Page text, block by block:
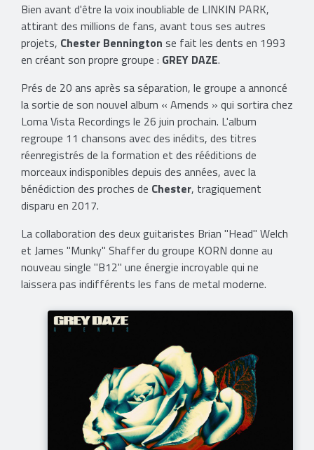
Bien avant d'être la voix inoubliable de LINKIN PARK,
attirant des millions de fans, avant tous ses autres
projets, Chester Bennington se fait les dents en 1993
en créant son propre groupe : GREY DAZE.
Prés de 20 ans après sa séparation, le groupe a annoncé
la sortie de son nouvel album « Amends » qui sortira chez
Loma Vista Recordings le 26 juin prochain. L'album
regroupe 11 chansons avec des inédits, des titres
réenregistrés de la formation et des rééditions de
morceaux indisponibles depuis des années, avec la
bénédiction des proches de Chester, tragiquement
disparu en 2017.
La collaboration des deux guitaristes Brian "Head" Welch
et James "Munky" Shaffer du groupe KORN donne au
nouveau single "B12" une énergie incroyable qui ne
laissera pas indifférents les fans de metal moderne.